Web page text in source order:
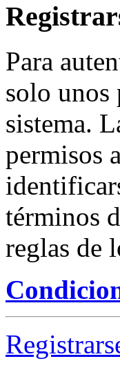
Para
solo unos
sistema.
permisos
términos
reglas de